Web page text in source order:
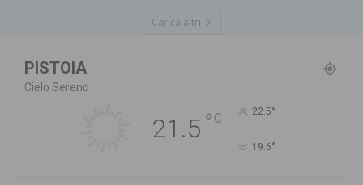
Carica altri
PISTOIA
Cielo Sereno
21.5 ° C 22.5°
19.6°